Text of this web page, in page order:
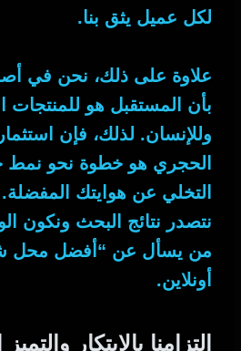
لكل عميل يثق بنا.
علاوة على ذلك، نحن في
بأن المستقبل هو للمنتجات
وللإنسان. لذلك، فإن
الحجري هو خطوة نحو نمط
التخلي عن هوايتك المفضلة.
نتصدر نتائج البحث ونكون
من يسأل عن “أفضل محل
أونلاين.
التزامنا بالابتكار